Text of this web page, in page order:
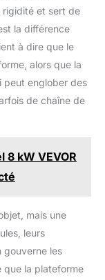
rigidité et sert de
la différence
à dire que le
alors que la
englober des
de chaîne de
8 kW VEVOR
mais une
leurs
gouverne les
que la plateforme